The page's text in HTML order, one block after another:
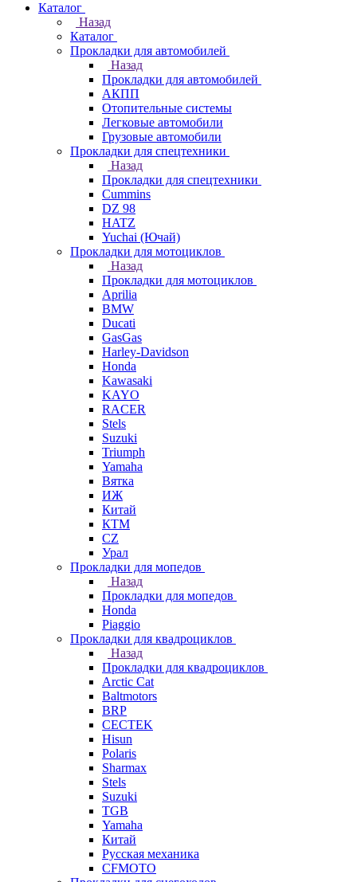
Каталог
Назад
Каталог
Прокладки для автомобилей
Назад
Прокладки для автомобилей
АКПП
Отопительные системы
Легковые автомобили
Грузовые автомобили
Прокладки для спецтехники
Назад
Прокладки для спецтехники
Cummins
DZ 98
HATZ
Yuchai (Ючай)
Прокладки для мотоциклов
Назад
Прокладки для мотоциклов
Aprilia
BMW
Ducati
GasGas
Harley-Davidson
Honda
Kawasaki
KAYO
RACER
Stels
Suzuki
Triumph
Yamaha
Вятка
ИЖ
Китай
КТМ
СZ
Урал
Прокладки для мопедов
Назад
Прокладки для мопедов
Honda
Piaggio
Прокладки для квадроциклов
Назад
Прокладки для квадроциклов
Arctic Cat
Baltmotors
BRP
CECTEK
Hisun
Polaris
Sharmax
Stels
Suzuki
TGB
Yamaha
Китай
Русская механика
СFMOTO